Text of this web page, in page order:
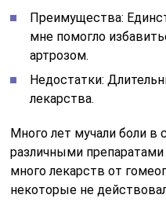
Преимущества:
мне помогло
артрозом.
Недостатки:
лекарства.
Много лет мучали боли в
различными
много лекарств от
некоторые не